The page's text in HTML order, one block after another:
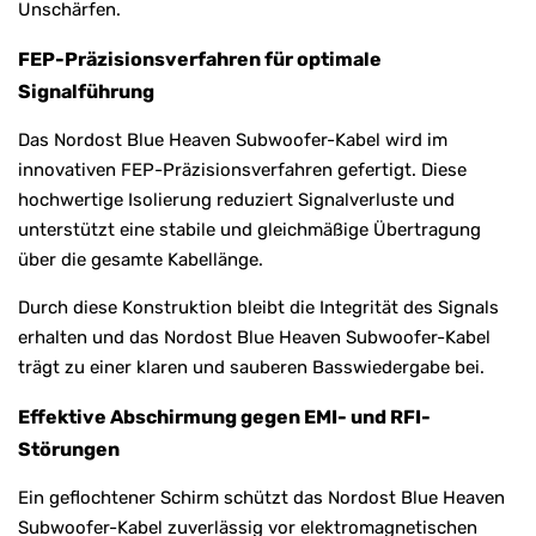
Unschärfen.
FEP-Präzisionsverfahren für optimale
Signalführung
Das Nordost Blue Heaven Subwoofer-Kabel wird im
innovativen FEP-Präzisionsverfahren gefertigt. Diese
hochwertige Isolierung reduziert Signalverluste und
unterstützt eine stabile und gleichmäßige Übertragung
über die gesamte Kabellänge.
Durch diese Konstruktion bleibt die Integrität des Signals
erhalten und das Nordost Blue Heaven Subwoofer-Kabel
trägt zu einer klaren und sauberen Basswiedergabe bei.
Effektive Abschirmung gegen EMI- und RFI-
Störungen
Ein geflochtener Schirm schützt das Nordost Blue Heaven
Subwoofer-Kabel zuverlässig vor elektromagnetischen